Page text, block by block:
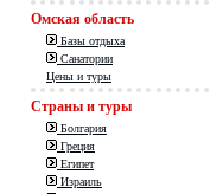
Омская область
Базы отдыха
Санатории
Цены и туры
Страны и туры
Болгария
Греция
Египет
Израиль